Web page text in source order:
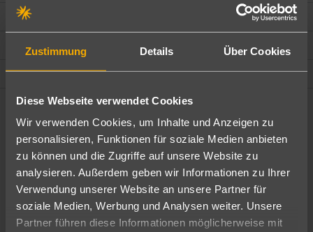
Zustimmung Details Über Cookies
Diese Webseite verwendet Cookies
Wir verwenden Cookies, um Inhalte und Anzeigen zu
personalisieren, Funktionen für soziale Medien anbieten
zu können und die Zugriffe auf unsere Website zu
analysieren. Außerdem geben wir Informationen zu Ihrer
Verwendung unserer Website an unsere Partner für
soziale Medien, Werbung und Analysen weiter. Unsere
Partner führen diese Informationen möglicherweise mit
Hotelmerkmale
Bewertungen
Lage und Umgebung
Angebote filtern
Ändere die Kriterien nach deinen Wünschen
Pauschal Nur Hotel
Abflughafen